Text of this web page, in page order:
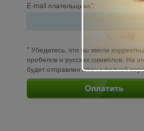
E-mail плательщика*:
* Убедитесь, что вы ввели
пробелов и русских символов. На
будет отправлен ключ к полной